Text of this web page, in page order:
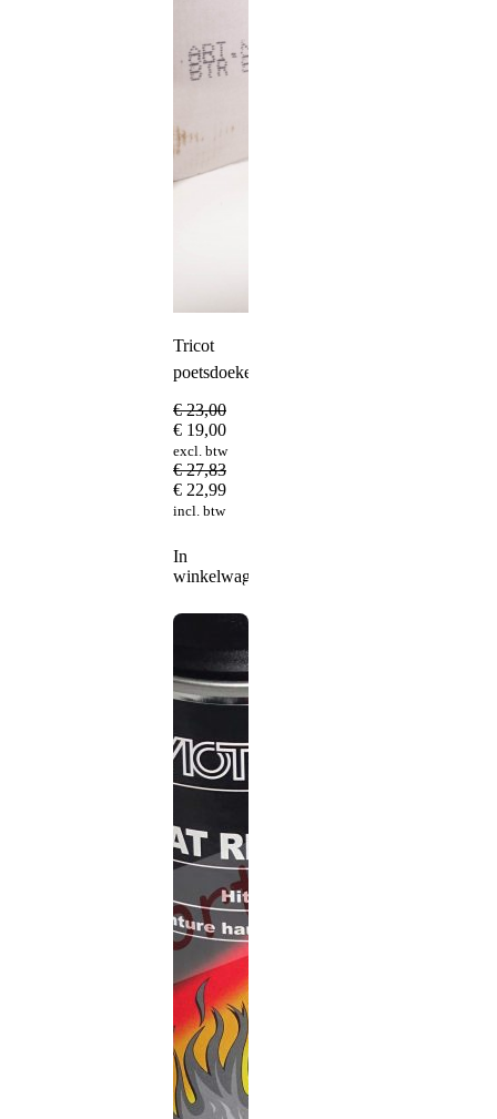
Tricot
poetsdoeken
€23,00
€ 19,00
excl. btw
€27,83
€ 22,99
incl. btw
In
winkelwagen